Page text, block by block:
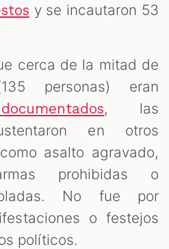
y se incautaron 53
cerca de la mitad de
personas) eran
, las
en otros
asalto agravado,
prohibidas o
No fue por
o festejos
políticos.